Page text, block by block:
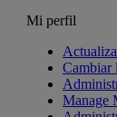
Mi perfil
Cambiar
Manage